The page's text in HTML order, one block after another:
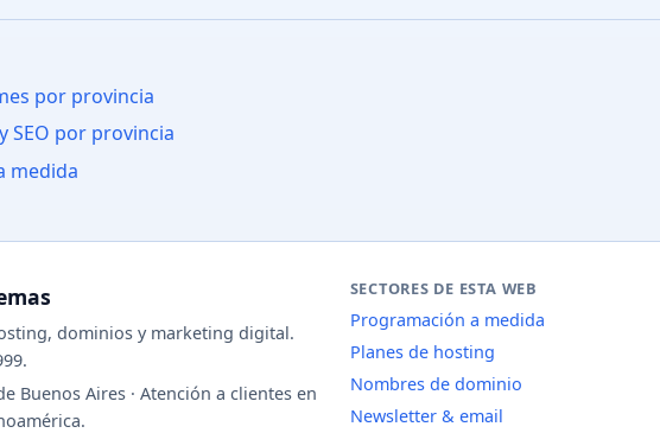
por provincia
SEO por provincia
medida
dominios y marketing digital.
Buenos Aires · Atención a clientes en
SECTORES DE ESTA WEB
Programación a medida
Planes de hosting
Nombres de dominio
Newsletter & email